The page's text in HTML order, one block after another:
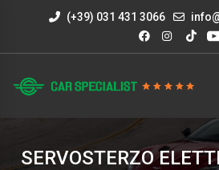
(+39) 031 431 3066
SERVOSTERZO